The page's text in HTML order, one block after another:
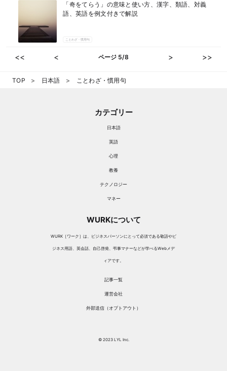
「奇をてらう」の意味と使い方、漢字、類語、対義
語、英語を例文付きで解説
ことわざ・慣用句
ページ 5/8
<< < > >>
TOP 日本語 ことわざ・慣用句
カテゴリー
日本語
英語
心理
教養
テクノロジー
マネー
WURKについて
WURK［ワーク］は、ビジネスパーソンにとって必須である敬語やビ
ジネス用語、英会話、自己啓発、弔事マナーなどが学べるWebメデ
ィアです。
記事一覧
運営会社
外部送信（オプトアウト）
© 2023 LYL Inc.